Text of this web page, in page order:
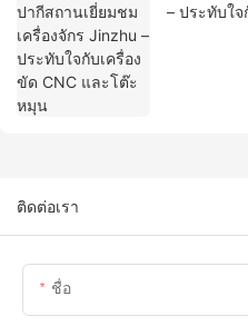
– ประทับใ
ติดต่อเรา
ชื่อ